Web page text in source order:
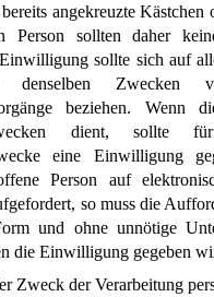
angekreuzte Kästchen
Person sollten daher
sollte sich auf
Zwecken
beziehen. Wenn
dient, sollte
eine Einwilligung
Person auf
so muss die
und ohne unnötige
die Einwilligung gegeben
Zweck der Verarbeitung